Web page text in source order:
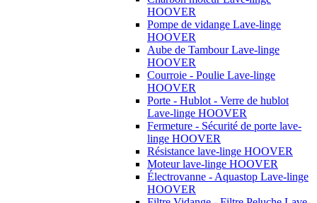
HOOVER
Pompe de vidange Lave-linge
HOOVER
Aube de Tambour Lave-linge
HOOVER
Courroie - Poulie Lave-linge
HOOVER
Porte - Hublot - Verre de hublot
Lave-linge HOOVER
Fermeture - Sécurité de porte lave-
linge HOOVER
Résistance lave-linge HOOVER
Moteur lave-linge HOOVER
Électrovanne - Aquastop Lave-linge
HOOVER